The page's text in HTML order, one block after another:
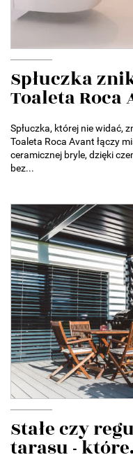
Spłuczka
Toaleta Roca
Spłuczka, której nie widać,
Toaleta Roca Avant łączy
ceramicznej bryle, dzięki
bez...
Stałe czy
tarasu -